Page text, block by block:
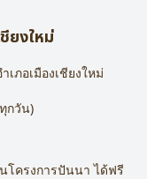
ยงใหม่
เภอเมืองเชียงใหม่
กวัน)
โครงการปันนา ได้ฟรี